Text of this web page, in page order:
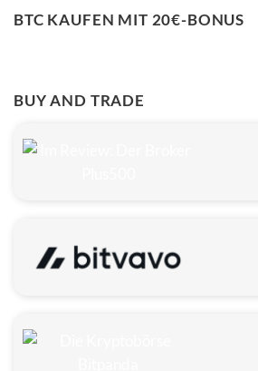
BTC KAUFEN MIT 20€-BONUS
BUY AND TRADE